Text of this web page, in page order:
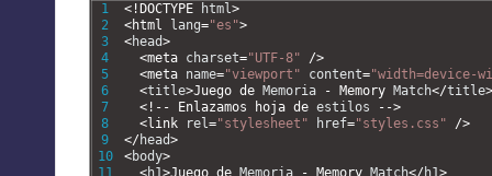
1
2
3
4
5
6
7
8
9
10
11
<! DOCTYPE html>
<html lang="es">
<head>
<meta charset="UTF-8" />
<meta name="viewport" content="width=device-
<title>Juego de Memoria - Memory Match</title>
<! -- Enlazamos hoja de estilos -->
<link rel="stylesheet" href="styles.css" />
</ head>
<body>
<h1>Juego de Memoria - Memory Match</ h1>